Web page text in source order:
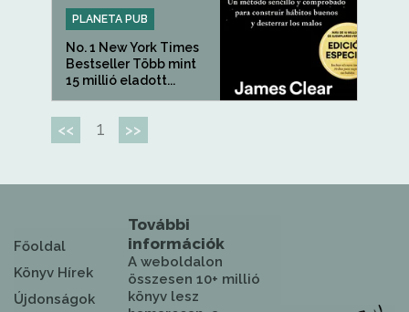
PLANETA PUB
No. 1 New York Times
Bestseller Több mint
15 millió eladott...
<< 1 >>
Főoldal
Könyv Hírek
Újdonságok
További
információk
A weboldalon
összesen 10+ millió
könyv lesz